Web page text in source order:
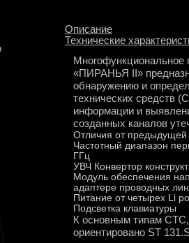
Описание
Технические
Многофункциональное
«ПИРАНЬЯ II»
обнаружению и
технических средств
информации и
созданных каналов
Отличия от
Частотный диапазон
ГГц
УВЧ Конвертор
Модуль обеспечения
адаптере проводных
Питание от четырех Li
Подсветка клавиатуры
К основным типам
ориентировано ST